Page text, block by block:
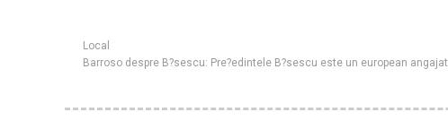
Local
Barroso despre B?sescu: Pre?edintele B?sescu este un european angajat